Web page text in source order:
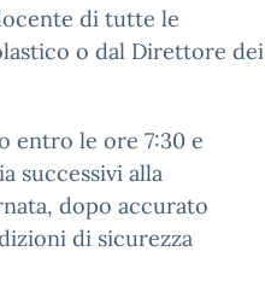
di tutte le
o dal Direttore dei
entro le ore 7:30 e
successivi alla
dopo accurato
di sicurezza